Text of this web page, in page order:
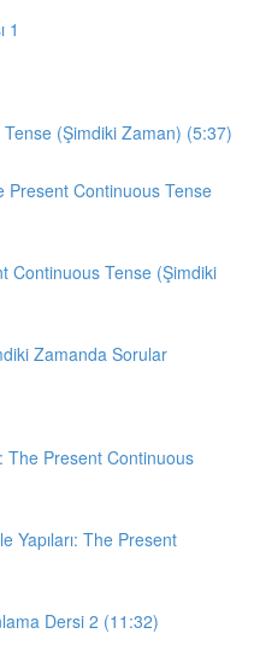
1
(Şimdiki Zaman) (5:37)
Present Continuous Tense
Continuous Tense (Şimdiki
Zamanda Sorular
The Present Continuous
Yapıları: The Present
Dersi 2 (11:32)